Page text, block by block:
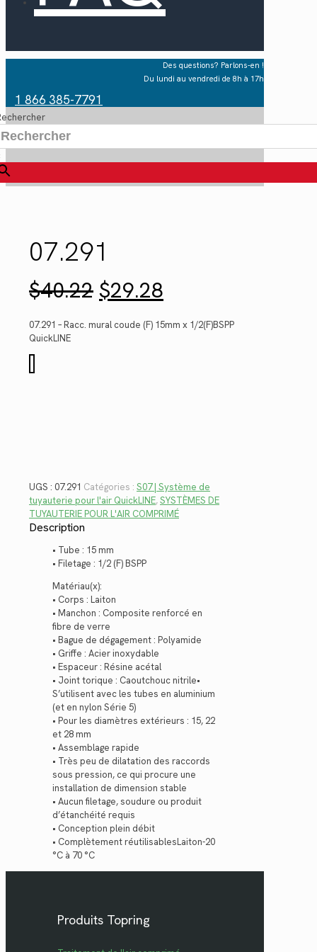
Des questions? Parlons-en !
Du lundi au vendredi de 8h à 17h
1 866 385-7791
07.291
$40.22 Le
prix
initial
était :
$29.28prix
actuel
est :
07.291 – Racc. mural coude (F) 15mm x 1/2(F)BSPP
QuickLINE
de
UGS : 07.291 Catégories : S07 | Système de
tuyauterie pour l'air QuickLINE,SYSTÈMES DE
TUYAUTERIE POUR L'AIR COMPRIMÉ
Description
• Tube : 15 mm
• Filetage : 1/2 (F) BSPP
Matériau(x):
• Corps : Laiton
• Manchon : Composite renforcé en
fibre de verre
• Bague de dégagement : Polyamide
• Griffe : Acier inoxydable
• Espaceur : Résine acétal
• Joint torique : Caoutchouc nitrile•
S’utilisent avec les tubes en aluminium
(et en nylon Série 5)
• Pour les diamètres extérieurs : 15, 22
et 28 mm
• Assemblage rapide
• Très peu de dilatation des raccords
sous pression, ce qui procure une
installation de dimension stable
• Aucun filetage, soudure ou produit
d’étanchéité requis
• Conception plein débit
• Complètement réutilisablesLaiton-20
°C à 70 °C
Produits Topring